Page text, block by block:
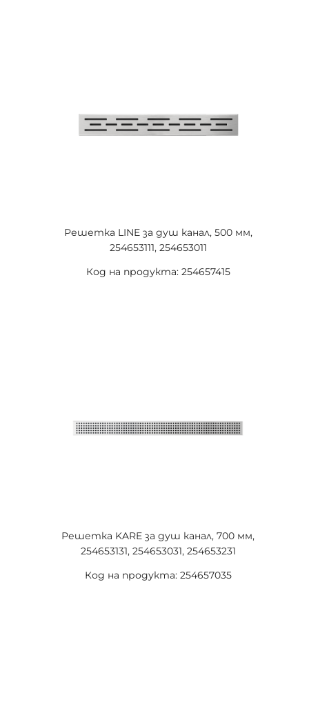
Решетка LINE за душ канал, 500 мм,
254653111, 254653011
Код на продукта: 254657415
Решетка KARE за душ канал, 700 мм,
254653131, 254653031, 254653231
Код на продукта: 254657035